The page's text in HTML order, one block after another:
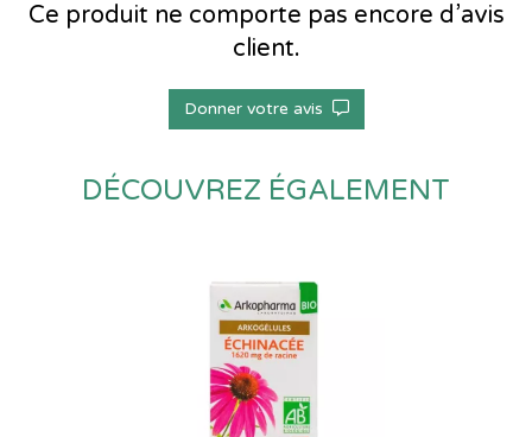
Ce produit ne comporte pas encore d’avis
client.
Donner votre avis
DÉCOUVREZ ÉGALEMENT